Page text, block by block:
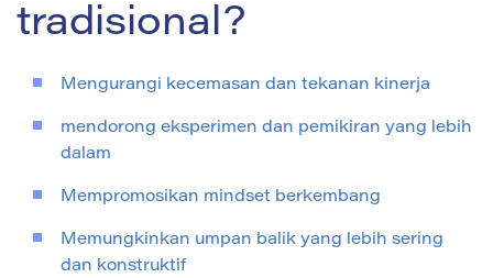
tradisional?
Mengurangi kecemasan dan tekanan kinerja
mendorong eksperimen dan pemikiran yang lebih
dalam
Mempromosikan mindset berkembang
Memungkinkan umpan balik yang lebih sering
dan konstruktif